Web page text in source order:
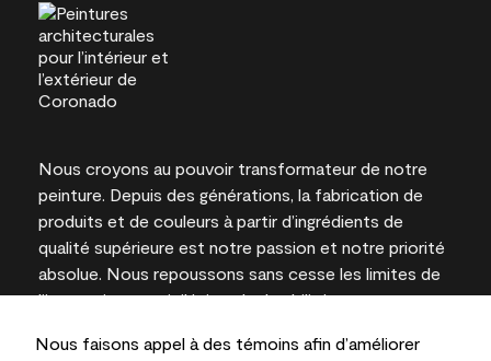
Nous faisons appel à des témoins afin d’améliorer
Nous croyons au pouvoir transformateur de notre
peinture. Depuis des générations, la fabrication de
produits et de couleurs à partir d’ingrédients de
qualité supérieure est notre passion et notre priorité
absolue. Nous repoussons sans cesse les limites de
l’innovation et privilégions la durabilité pour
l’expertise locale.